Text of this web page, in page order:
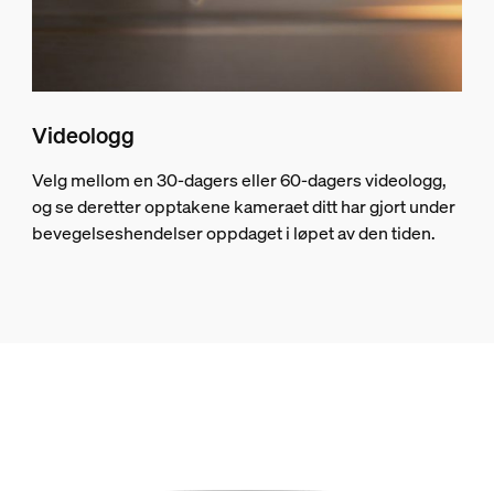
Videologg
Velg mellom en 30-dagers eller 60-dagers videologg,
og se deretter opptakene kameraet ditt har gjort under
bevegelseshendelser oppdaget i løpet av den tiden.